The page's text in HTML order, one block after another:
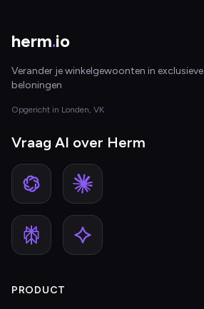
herm.io
Verander je winkelgewoonten in exclusieve
beloningen
Opgericht in Londen, VK
Vraag AI over Herm
PRODUCT